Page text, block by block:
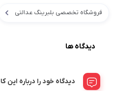
فروشگاه تخصصی بلبرینگ عدالتی
دیدگاه ها
دیدگاه خود را درباره این